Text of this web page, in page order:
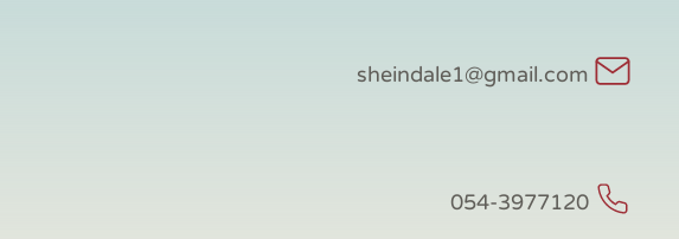
sheindale1@gmail.com
054-3977120